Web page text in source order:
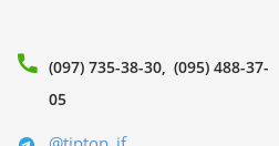
(097) 735-38-30 (095) 488-37-
05